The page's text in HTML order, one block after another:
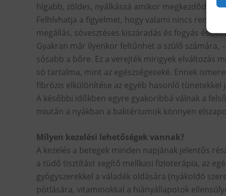
hígabb, zöldes, nyálkássá amikor megkezdődik a
Felhívhatja a figyelmet, hogy valami nincs
megállás, sóvesztéses kiszáradás és fogyás
Gyakran már ilyenkor feltűnhet a szülő számára,
sósabb a bőre. Ez a verejték mirigyek elváltozás
só tartalma, mint az egészségeseké. Ennek
fibrózis elkülönítése az egyéb hasonló tünetekkel
A későbbi időkben egyre gyakoribbá válnak a
miután a nyákban a baktériumok könnyen
Milyen kezelési lehetőségek vannak?
A kezelés a betegek minden napjának jelentős
a tüdő tisztítást segítő mellkasi fizioterápia, az
gyógyszerekkel a váladék oldására (nyákoldó
pótlására, vitaminokkal a hiányállapotok